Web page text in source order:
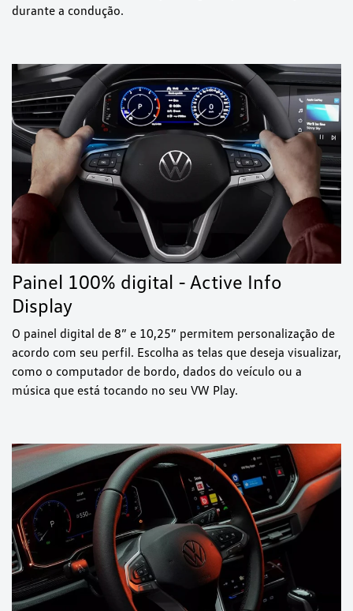
durante a condução.
Painel 100% digital - Active Info
Display
O painel digital de 8” e 10,25” permitem personalização de
acordo com seu perfil. Escolha as telas que deseja visualizar,
como o computador de bordo, dados do veículo ou a
música que está tocando no seu VW Play.